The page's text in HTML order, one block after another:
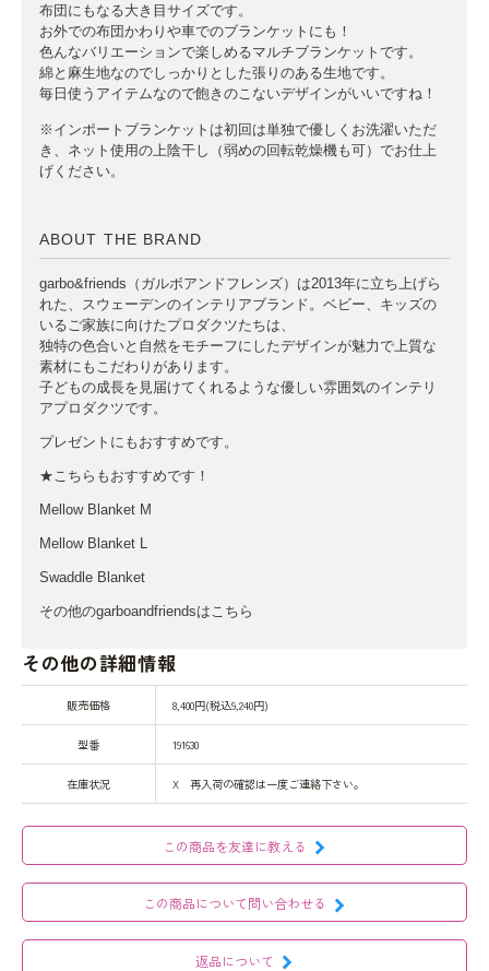
布団にもなる大き目サイズです。
お外での布団かわりや車でのブランケットにも！
色んなバリエーションで楽しめるマルチブランケットです。
綿と麻生地なのでしっかりとした張りのある生地です。
毎日使うアイテムなので飽きのこないデザインがいいですね！
※インポートブランケットは初回は単独で優しくお洗濯いただ
き、ネット使用の上陰干し（弱めの回転乾燥機も可）でお仕上
げください。
ABOUT THE BRAND
garbo&friends（ガルボアンドフレンズ）は2013年に立ち上げら
れた、スウェーデンのインテリアブランド。ベビー、キッズの
いるご家族に向けたプロダクツたちは、
独特の色合いと自然をモチーフにしたデザインが魅力で上質な
素材にもこだわりがあります。
子どもの成長を見届けてくれるような優しい雰囲気のインテリ
アプロダクツです。
プレゼントにもおすすめです。
★こちらもおすすめです！
Mellow Blanket M
Mellow Blanket L
Swaddle Blanket
その他のgarboandfriendsはこちら
その他の詳細情報
販売価格 8,400円(税込9,240円)
型番 191630
在庫状況 X 再入荷の確認は一度ご連絡下さい。
この商品を友達に教える
この商品について問い合わせる
返品について